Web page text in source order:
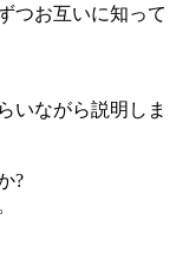
つお互いに知って
いながら説明しま
?